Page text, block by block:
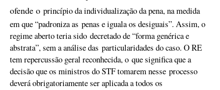
ofende o princípio da individualização da pena, na medida
em que “padroniza as penas e iguala os desiguais”. Assim, o
regime aberto teria sido decretado de “forma genérica e
abstrata”, sem a análise das particularidades do caso. O RE
tem repercussão geral reconhecida, o que significa que a
decisão que os ministros do STF tomarem nesse processo
deverá obrigatoriamente ser aplicada a todos os